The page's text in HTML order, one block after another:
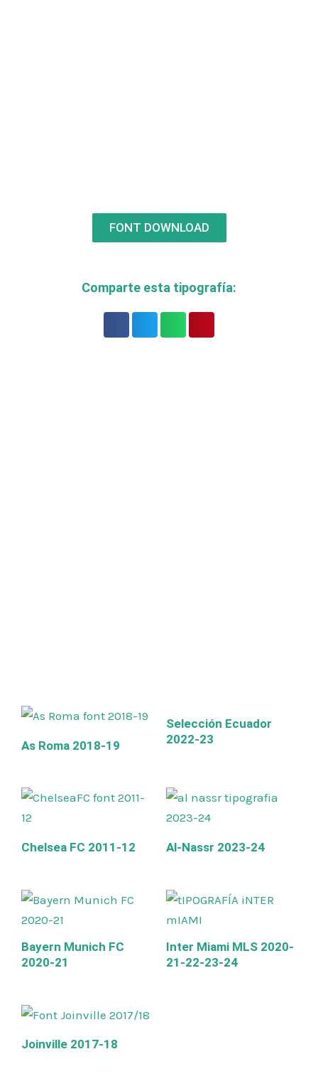
FONT DOWNLOAD
Comparte esta tipografía:
As Roma 2018-19
Selección Ecuador
2022-23
Chelsea FC 2011-12 Al-Nassr 2023-24
Bayern Munich FC
2020-21
Inter Miami MLS 2020-
21-22-23-24
Joinville 2017-18